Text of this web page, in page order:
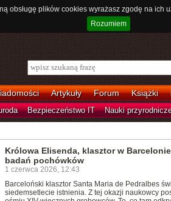
obsługę plików cookies wyrażasz zgodę na
Rozumiem
Artykuły Forum Książki
Bezpieczeństwo IT Nauki
Królowa Elisenda, klasztor w
badań pochówków
1 czerwca 2026, 12:43
Barceloński klasztor Santa Maria de Pedralbes
siedemsetlecie istnienia. Z tej okazji naukowcy